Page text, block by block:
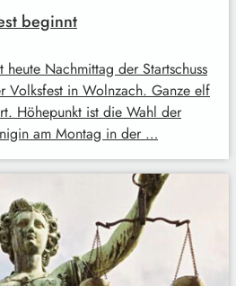
beginnt
Nachmittag der Startschuss
Volksfest in Wolnzach. Ganze elf
Höhepunkt ist die Wahl der
am Montag in der …